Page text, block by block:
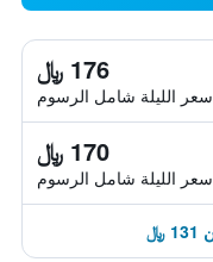
176 ﷼
سعر الليلة شامل الرسوم
170 ﷼
سعر الليلة شامل الرسوم